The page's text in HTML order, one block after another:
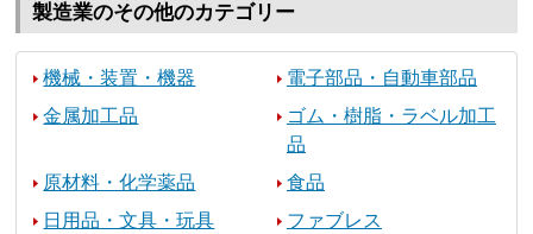
製造業のその他のカテゴリー
機械・装置・機器
電子部品・自動車部品
金属加工品
ゴム・樹脂・ラベル加工
品
原材料・化学薬品
食品
日用品・文具・玩具
ファブレス